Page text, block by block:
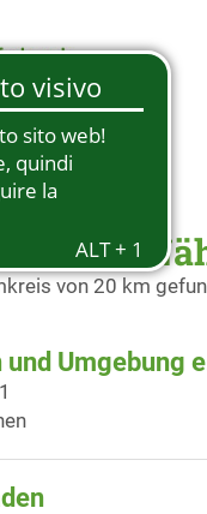
in der
von 20 km
Umgebung